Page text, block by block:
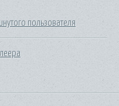
пользователя